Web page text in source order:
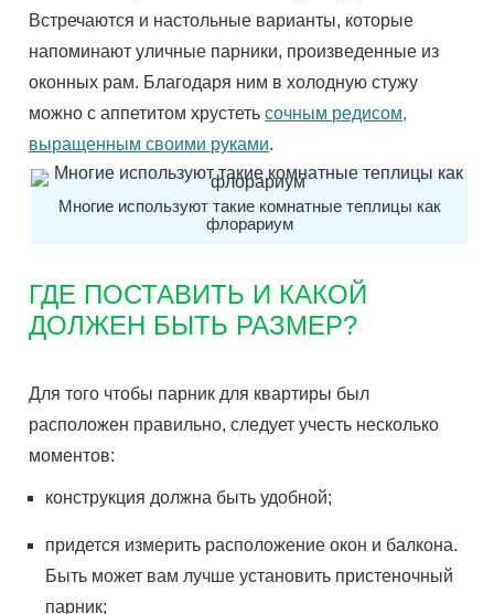
Встречаются и настольные варианты, которые
напоминают уличные парники, произведенные из
оконных рам. Благодаря ним в холодную стужу
можно с аппетитом хрустетьсочным редисом,
выращенным своими руками.
Многие используют такие комнатные теплицы как
флорариум
ГДЕ ПОСТАВИТЬ И КАКОЙ
ДОЛЖЕН БЫТЬ РАЗМЕР?
Для того чтобы парник для квартиры был
расположен правильно, следует учесть несколько
моментов:
конструкция должна быть удобной;
придется измерить расположение окон и балкона.
Быть может вам лучше установить пристеночный
парник;